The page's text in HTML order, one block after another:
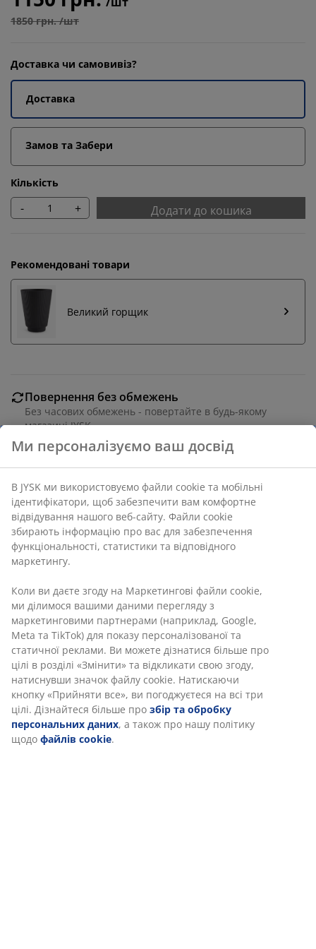
1850 грн. /шт
Доставка чи самовивіз?
Доставка
Замов та Забери
Кількість
- + Додати до кошика
Рекомендовані товари
Великий горщик
Повернення без обмежень
Без часових обмежень - повертайте в будь-якому
магазині JYSK
Гарантія ціни
Різні варіанти доставки
Швидка та зручна доставка на ваш вибір
Штучна рослина для вулиці, що нагадує красиве
вигляд та створює атмосферу свіжості без потреби у
догляді. Діам. 45 см, вис. 120 см
Артикул: 6426038
Характеристики
Ми персоналізуємо ваш досвід
В JYSK ми використовуємо файли cookie та мобільні
ідентифікатори, щоб забезпечити вам комфортне
відвідування нашого веб-сайту. Файли cookie
збирають інформацію про вас для забезпечення
функціональності, статистики та відповідного
маркетингу.
Коли ви даєте згоду на Маркетингові файли cookie,
ми ділимося вашими даними перегляду з
маркетинговими партнерами (наприклад, Google,
Meta та TikTok) для показу персоналізованої та
статичної реклами. Ви можете дізнатися більше про
цілі в розділі «Змінити» та відкликати свою згоду,
натиснувши значок файлу cookie. Натискаючи
кнопку «Прийняти все», ви погоджуєтеся на всі три
цілі. Дізнайтеся більше про збір та обробку
персональних даних, а також про нашу політику
щодо файлів cookie.